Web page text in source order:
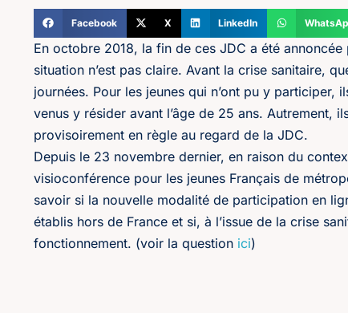
Facebook X LinkedIn
En octobre 2018, la fin de ces JDC a été
situation n’est pas claire. Avant la crise sanitaire,
journées. Pour les jeunes qui n’ont pu y participer,
venus y résider avant l’âge de 25 ans. Autrement,
provisoirement en règle au regard de la JDC.
Depuis le 23 novembre dernier, en raison du
visioconférence pour les jeunes Français de
savoir si la nouvelle modalité de participation en
établis hors de France et si, à l’issue de la crise
fonctionnement. (voir la question ici)